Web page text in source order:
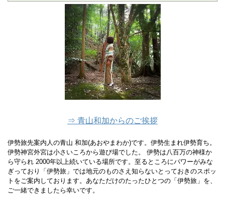
⇒ 青山和加からのご挨拶
伊勢旅先案内人の青山 和加(あおやまわか)です。伊勢生まれ伊勢育ち。
伊勢神宮外宮は小さいころから遊び場でした。 伊勢は八百万の神様か
ら守られ 2000年以上続いている場所です。至るところにパワーがみな
ぎっており「伊勢旅」では地元のものさえ知らないとっておきのスポッ
トをご案内しております。あなただけのたったひとつの「伊勢旅」を、
ご一緒できましたら幸いです。